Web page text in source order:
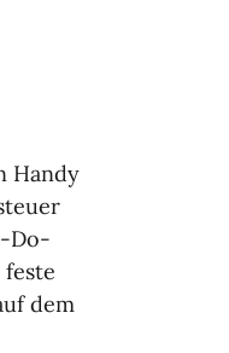
Handy
Do-
dem